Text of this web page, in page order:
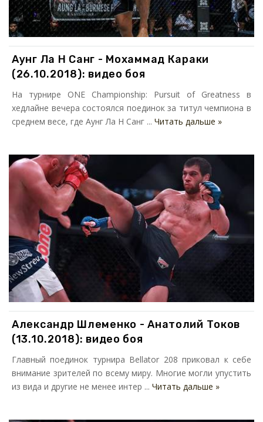
Аунг Ла Н Санг - Мохаммад Караки
(26.10.2018): видео боя
На турнире ONE Championship: Pursuit of Greatness в
хедлайне вечера состоялся поединок за титул чемпиона в
среднем весе, где Аунг Ла Н Санг ... Читать дальше »
Александр Шлеменко - Анатолий Токов
(13.10.2018): видео боя
Главный поединок турнира Bellator 208 приковал к себе
внимание зрителей по всему миру. Многие могли упустить
из вида и другие не менее интер ... Читать дальше »